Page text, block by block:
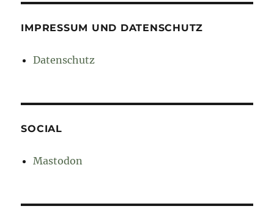
IMPRESSUM UND DATENSCHUTZ
Datenschutz
SOCIAL
Mastodon